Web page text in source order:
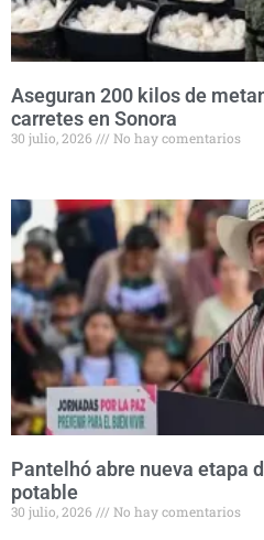
Aseguran 200 kilos de
carretes en Sonora
30 julio, 2026 No hay comentarios
Pantelhó abre nueva etapa
potable
30 julio, 2026 No hay comentarios